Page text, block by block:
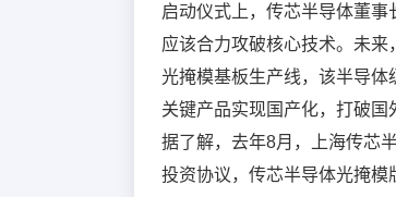
启动仪式上，传芯半导体董事
应该合力攻破核心技术。未
光掩模基板生产线，该半导
关键产品实现国产化，打破国
据了解，去年8月，上海传芯
投资协议，传芯半导体光掩模